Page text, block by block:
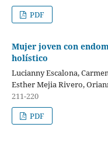
PDF
Mujer joven con
holístico
Lucianny Escalona,
Esther Mejia Rivero,
211-220
PDF